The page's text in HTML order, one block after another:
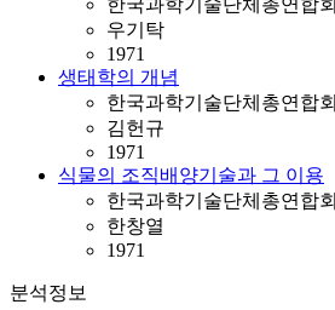
한국과학기술단체총연합회
우기탁
1971
생태학의 개념
한국과학기술단체총연합회
김헌규
1971
식물의 조직배양기술과 그 이용
한국과학기술단체총연합회
한창열
1971
분석정보